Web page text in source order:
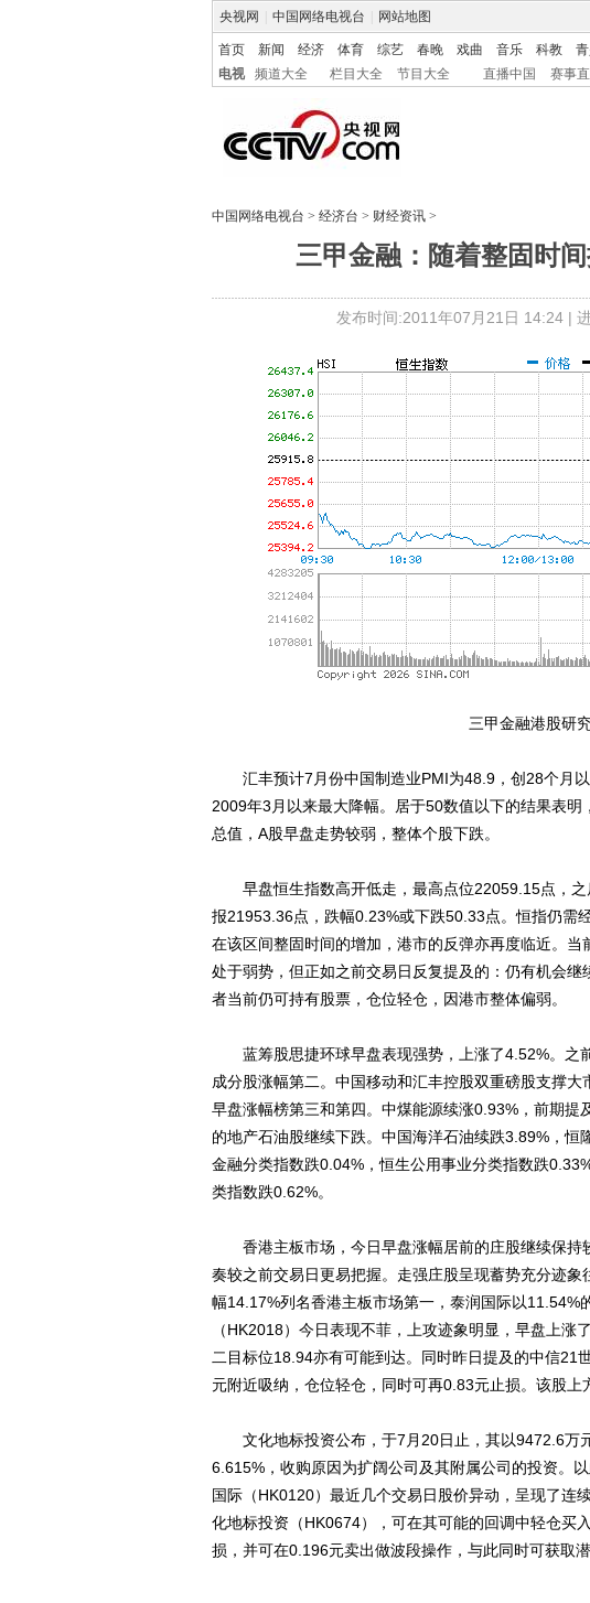
央视网 中国网络电视台 网站地图
首页 新闻 经济 体育 综艺 春晚 戏曲 音乐 科教
电视
频道大全 栏目大全 节目大全 直播中国 赛事
中国网络电视台 > 经济台 > 财经资讯 >
三甲金融：随着整固时
发布时间:2011年07月21日 14:24 |
三甲金融港股研
汇丰预计7月份中国制造业PMI为48.9，创28个月以
2009年3月以来最大降幅。居于50数值以下的结果表
总值，A股早盘走势较弱，整体个股下跌。
早盘恒生指数高开低走，最高点位22059.15点，
报21953.36点，跌幅0.23%或下跌50.33点。恒指仍
在该区间整固时间的增加，港市的反弹亦再度临近。
处于弱势，但正如之前交易日反复提及的：仍有机会
者当前仍可持有股票，仓位轻仓，因港市整体偏弱。
蓝筹股思捷环球早盘表现强势，上涨了4.52%。之
成分股涨幅第二。中国移动和汇丰控股双重磅股支撑
早盘涨幅榜第三和第四。中煤能源续涨0.93%，前期
的地产石油股继续下跌。中国海洋石油续跌3.89%，
金融分类指数跌0.04%，恒生公用事业分类指数跌
类指数跌0.62%。
香港主板市场，今日早盘涨幅居前的庄股继续保持
奏较之前交易日更易把握。走强庄股呈现蓄势充分迹
幅14.17%列名香港主板市场第一，泰润国际以11.54%
（HK2018）今日表现不菲，上攻迹象明显，早盘上
二目标位18.94亦有可能到达。同时昨日提及的中信21
元附近吸纳，仓位轻仓，同时可再0.83元止损。该股上
文化地标投资公布，于7月20日止，其以9472.6万
6.615%，收购原因为扩阔公司及其附属公司的投资。
国际（HK0120）最近几个交易日股价异动，呈现了连
化地标投资（HK0674），可在其可能的回调中轻仓买
损，并可在0.196元卖出做波段操作，与此同时可获取潜